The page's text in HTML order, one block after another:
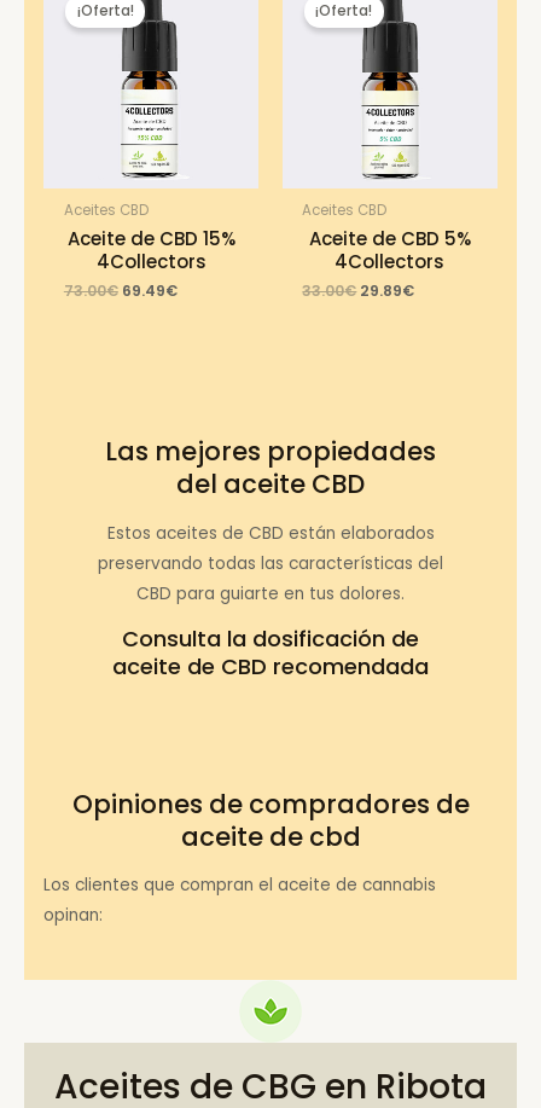
¡Oferta!
Aceites CBD
Aceite de CBD 15%
4Collectors
73.00€ Original
69.49€Current
¡Oferta!
Aceites CBD
Aceite de CBD 5%
4Collectors
33.00€ Original
29.89€Current
Las mejores propiedades
del aceite CBD
Estos aceites de CBD están elaborados
preservando todas las características del
CBD para guiarte en tus dolores.
Consulta la dosificación de
aceite de CBD recomendada
Opiniones de compradores de
aceite de cbd
Los clientes que compran el aceite de cannabis
opinan:
Aceites de CBG en Ribota